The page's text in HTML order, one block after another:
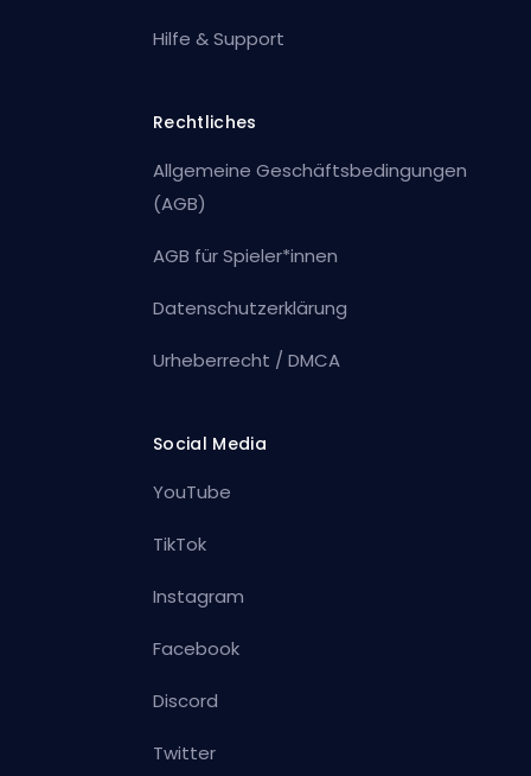
Hilfe & Support
Rechtliches
Allgemeine Geschäftsbedingungen
(AGB)
AGB für Spieler*innen
Datenschutzerklärung
Urheberrecht / DMCA
Social Media
YouTube
TikTok
Instagram
Facebook
Discord
Twitter